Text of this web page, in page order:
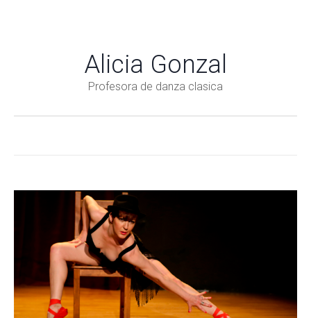
Alicia Gonzal
Profesora de danza clasica